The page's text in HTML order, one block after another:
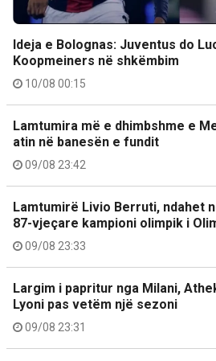
Ideja e Bolognas: Juventus do
Koopmeiners në shkëmbim
10/08 00:15
Lamtumira më e dhimbshme e
atin në banesën e fundit
09/08 23:42
Lamtumirë Livio Berruti, ndahet
87-vjeçare kampioni olimpik i
09/08 23:33
Largim i papritur nga Milani,
Lyoni pas vetëm një sezoni
09/08 23:31